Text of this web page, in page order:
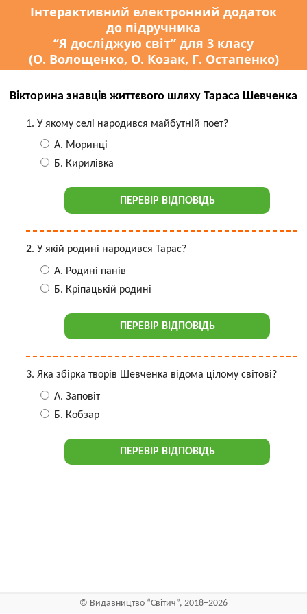
Інтерактивний електронний додаток
до підручника
“Я досліджую світ” для 3 класу
(О. Волощенко, О. Козак, Г. Остапенко)
Вікторина знавців життєвого шляху Тараса Шевченка
У якому селі народився майбутній поет?
А. Моринці
Б. Кирилівка
ПЕРЕВІР ВІДПОВІДЬ
У якій родині народився Тарас?
А. Родині панів
Б. Кріпацькій родині
ПЕРЕВІР ВІДПОВІДЬ
Яка збірка творів Шевченка відома цілому світові?
А. Заповіт
Б. Кобзар
ПЕРЕВІР ВІДПОВІДЬ
© Видавництво “Світич”, 2018–2026